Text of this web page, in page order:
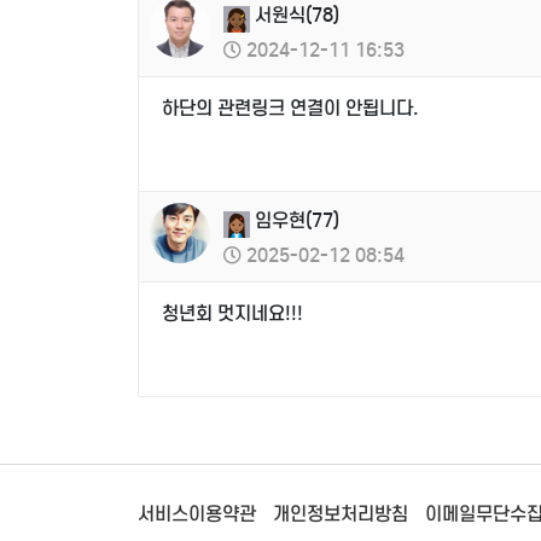
서원식(78)
2024-12-11 16:53
하단의 관련링크 연결이 안됩니다.
임우현(77)
2025-02-12 08:54
청년회 멋지네요!!!
서비스이용약관 개인정보처리방침 이메일무단수